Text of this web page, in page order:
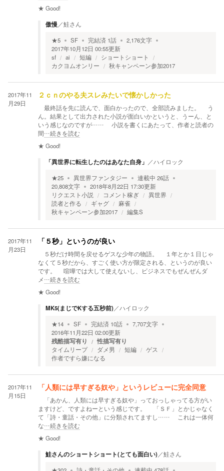
★ Good!
傲慢 ／鮭さん
★5 SF 完結済 1話 2,176文字
2017年10月12日 00:55更新
sf
ai 短編
ショートショート
カクヨムオンリー
秋キャンペーン参加2017
2017年11
月29日
２ｃｎのやる夫スレみたいで懐かしかった
最終話を先に読んで、面白かったので、全部読みました。 う
ん。結果として出力された小説が面白いかというと、うーん、と
いう感じなのですが…… 小説を書くにあたって、作者と読者の
間…続きを読む
★ Good!
「異世界に転生したのはあなた自身」 ／ハイロック
★25 異世界ファンタジー 連載中 26話
20,808文字 2018年8月22日 17:30更新
リクエスト小説
コメント稼ぎ
異世界
読者と作る
ギャグ
麻雀
秋キャンペーン参加2017
編集S
2017年11
月23日
「５秒」というのが良い
５秒だけ時間を戻せるゲスな少年の物語。 １年とか１日じゃ
なくて５秒だから、すごく使い方が限定される、というのが良い
です。 喧嘩では大して使えないし、ビジネスでもぜんぜんダ
メ…続きを読む
★ Good!
MK5(まじでKする五秒前)／ハイロック
★14 SF 完結済 10話 7,707文字
2016年11月22日 02:00更新
残酷描写有り 性描写有り
タイムリープ ダメ男 短編
ゲス
作者ですら嫌になる
2017年11
月15日
「人類には早すぎる奴や」というレビューに完全同意
「あかん、人類には早すぎる奴や」っておっしゃってる方がい
ますけど、ですよねーという感じです。 「ＳＦ」とかじゃなく
て「詩・童話・その他」に分類されてますし…… これは一体何
な…続きを読む
★ Good!
鮭さんのショートショート(とても面白い)／鮭さん